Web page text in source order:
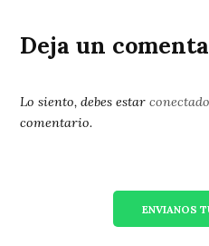
Deja un
Lo siento, debes estarconectado
comentario.
ENVIANOS